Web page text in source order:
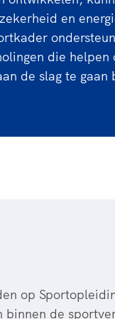
of de
je buurjongen.
verder
en
die helpen
de slag te
op
de